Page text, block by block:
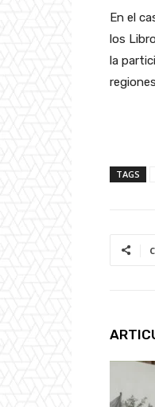
En el
los
la
TAGS